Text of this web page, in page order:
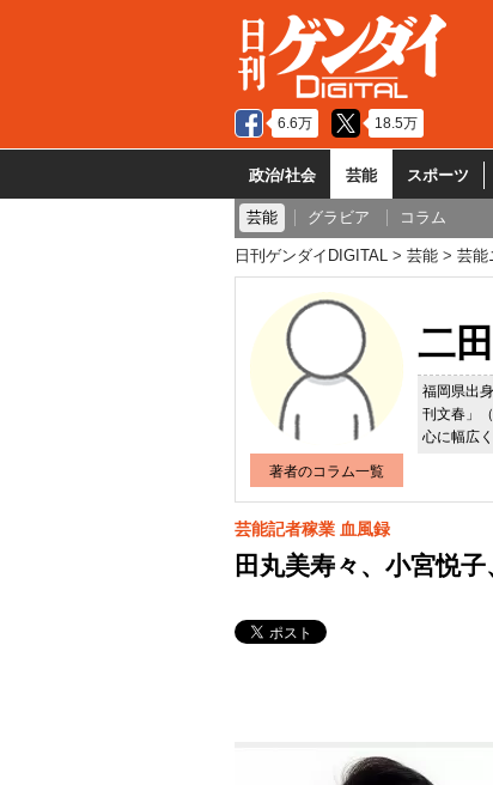
6.6万 18.5万
政治/社会 芸能 スポーツ
芸能 グラビア コラム
日刊ゲンダイDIGITAL 芸能 芸能
著者のコラム一覧
二
福岡県出
刊文春」
心に幅広
芸能記者稼業 血風録
田丸美寿々、小宮悦